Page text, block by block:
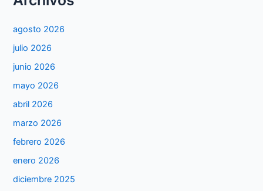
agosto 2026
julio 2026
junio 2026
mayo 2026
abril 2026
marzo 2026
febrero 2026
enero 2026
diciembre 2025